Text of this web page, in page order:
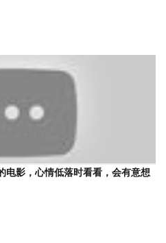
电影，心情低落时看看，会有意想